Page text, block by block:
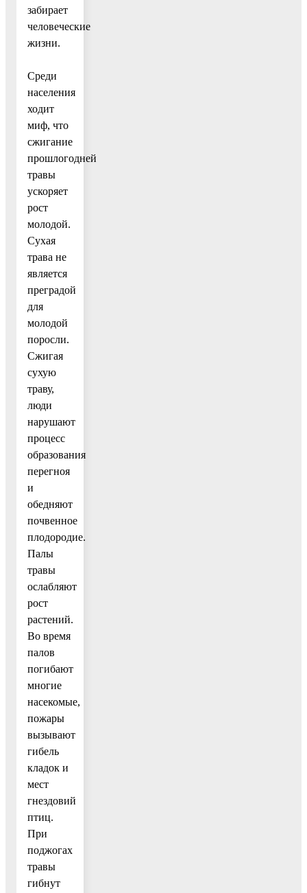
забирает
человеческие
жизни.
Среди
населения
ходит
миф, что
сжигание
прошлогодней
травы
ускоряет
рост
молодой.
Сухая
трава не
является
преградой
для
молодой
поросли.
Сжигая
сухую
траву,
люди
нарушают
процесс
образования
перегноя
и
обедняют
почвенное
плодородие.
Палы
травы
ослабляют
рост
растений.
Во время
палов
погибают
многие
насекомые,
пожары
вызывают
гибель
кладок и
мест
гнездовий
птиц.
При
поджогах
травы
гибнут